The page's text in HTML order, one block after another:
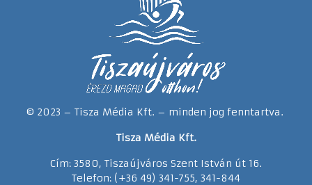
© 2023 – Tisza Média Kft. – minden jog fenntartva.
Tisza Média Kft.
Cím: 3580, Tiszaújváros Szent István út 16.
Telefon: (+36 49) 341-755, 341-844